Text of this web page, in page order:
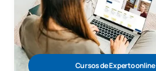
Cursos de Experto online